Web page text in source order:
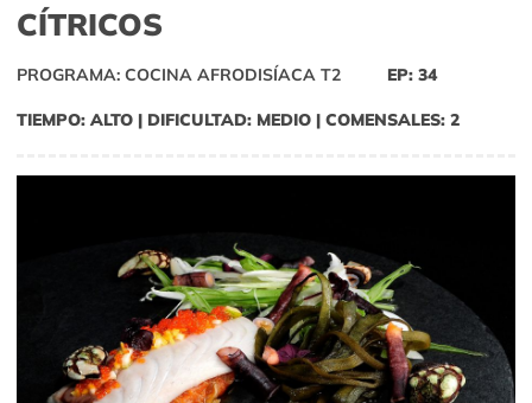
CÍTRICOS
PROGRAMA: COCINA AFRODISÍACA T2 EP: 34
TIEMPO: ALTO | DIFICULTAD: MEDIO | COMENSALES: 2